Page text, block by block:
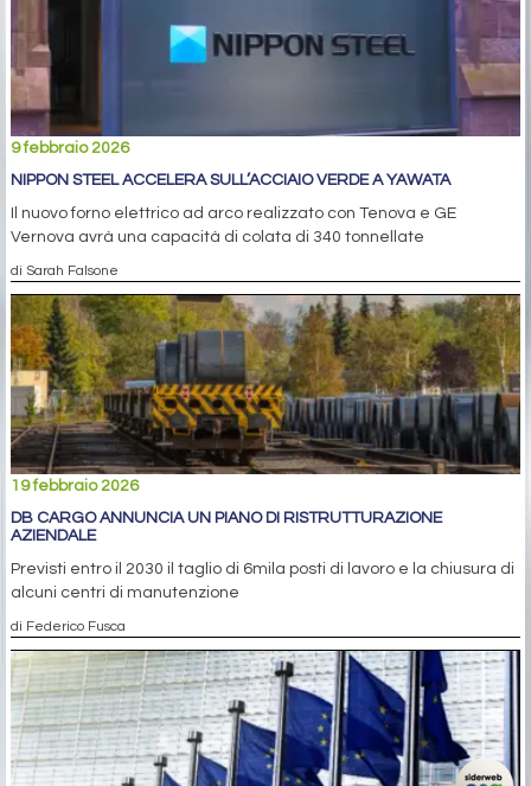
9 febbraio 2026
NIPPON STEEL ACCELERA SULL’ACCIAIO VERDE A YAWATA
Il nuovo forno elettrico ad arco realizzato con Tenova e GE
Vernova avrà una capacità di colata di 340 tonnellate
di Sarah Falsone
19 febbraio 2026
DB CARGO ANNUNCIA UN PIANO DI RISTRUTTURAZIONE
AZIENDALE
Previsti entro il 2030 il taglio di 6mila posti di lavoro e la chiusura di
alcuni centri di manutenzione
di Federico Fusca